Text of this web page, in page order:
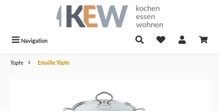
Navigation
Töpfe Emaille Töpfe